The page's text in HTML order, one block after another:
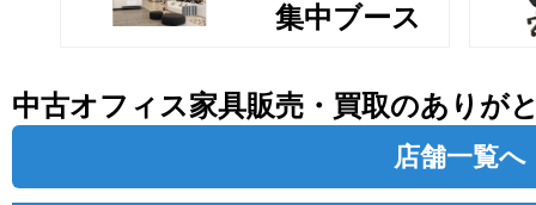
集中ブース
中古オフィス家具販売・買取のありが
店舗一覧へ